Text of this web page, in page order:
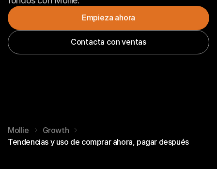
Empieza ahora
Contacta con ventas
Mollie
Growth
Tendencias y uso de comprar ahora, pagar después